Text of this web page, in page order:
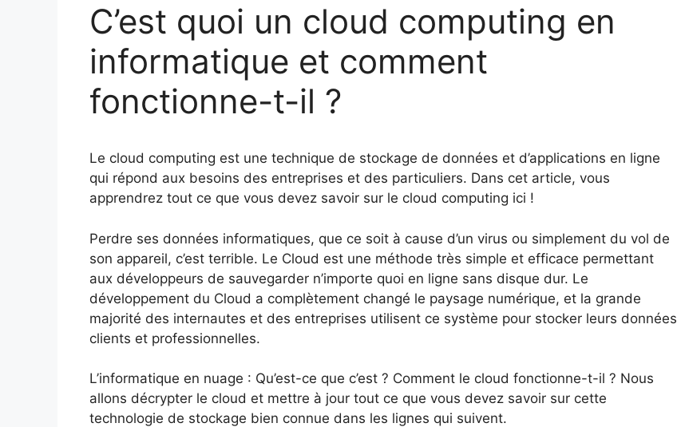
C’est quoi un cloud computing en
informatique et comment
fonctionne-t-il ?
Le cloud computing est une technique de stockage de données et d’applications en ligne
qui répond aux besoins des entreprises et des particuliers. Dans cet article, vous
apprendrez tout ce que vous devez savoir sur le cloud computing ici !
Perdre ses données informatiques, que ce soit à cause d’un virus ou simplement du vol de
son appareil, c’est terrible. Le Cloud est une méthode très simple et efficace permettant
aux développeurs de sauvegarder n’importe quoi en ligne sans disque dur. Le
développement du Cloud a complètement changé le paysage numérique, et la grande
majorité des internautes et des entreprises utilisent ce système pour stocker leurs données
clients et professionnelles.
L’informatique en nuage : Qu’est-ce que c’est ? Comment le cloud fonctionne-t-il ? Nous
allons décrypter le cloud et mettre à jour tout ce que vous devez savoir sur cette
technologie de stockage bien connue dans les lignes qui suivent.